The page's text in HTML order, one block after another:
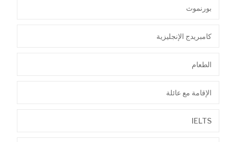
بورنموث
كامبريدج الإنجليزية
الطعام
الإقامة مع عائلة
IELTS